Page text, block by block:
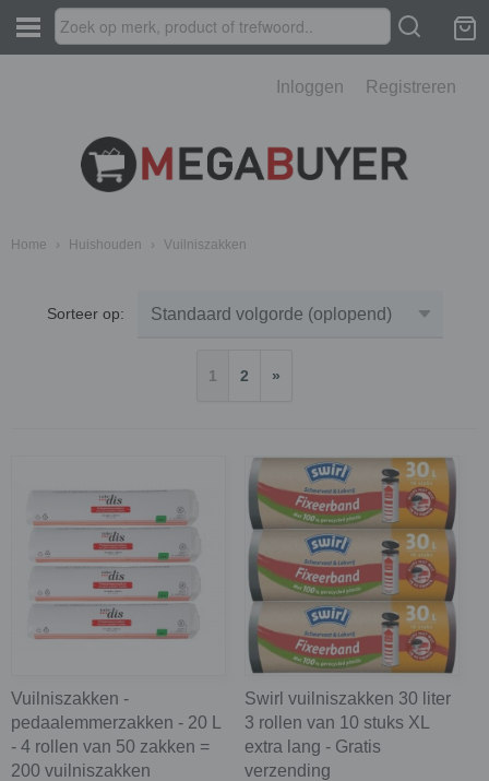
Inloggen Registreren
Home › Huishouden › Vuilniszakken
Sorteer op:
1 2 »
Vuilniszakken -
pedaalemmerzakken - 20 L
- 4 rollen van 50 zakken =
200 vuilniszakken
Swirl vuilniszakken 30 liter
3 rollen van 10 stuks XL
extra lang - Gratis
verzending